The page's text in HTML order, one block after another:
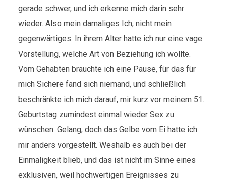
gerade schwer, und ich erkenne mich darin sehr
wieder. Also mein damaliges Ich, nicht mein
gegenwärtiges. In ihrem Alter hatte ich nur eine vage
Vorstellung, welche Art von Beziehung ich wollte.
Vom Gehabten brauchte ich eine Pause, für das für
mich Sichere fand sich niemand, und schließlich
beschränkte ich mich darauf, mir kurz vor meinem 51.
Geburtstag zumindest einmal wieder Sex zu
wünschen. Gelang, doch das Gelbe vom Ei hatte ich
mir anders vorgestellt. Weshalb es auch bei der
Einmaligkeit blieb, und das ist nicht im Sinne eines
exklusiven, weil hochwertigen Ereignisses zu